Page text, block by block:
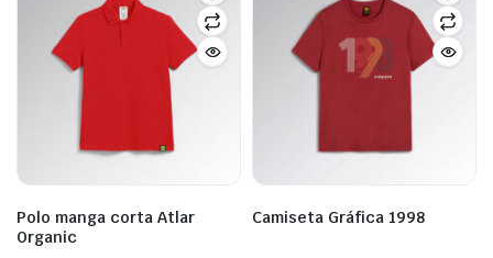
Polo manga corta Atlar
Organic
Camiseta Gráfica 1998